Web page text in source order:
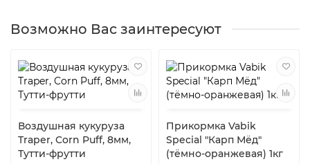
Возможно Вас заинтересуют
Воздушная кукуруза
Traper, Corn Puff, 8мм,
Тутти-фрутти
Прикормка Vabik
Special "Карп Мёд"
(тёмно-оранжевая) 1кг